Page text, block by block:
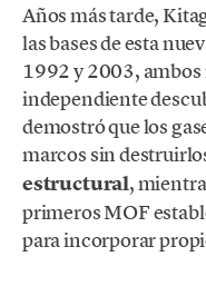
Años más tarde,
las bases de esta
1992 y 2003,
independiente
demostró que los
marcos sin
estructural,
primeros MOF
para incorporar